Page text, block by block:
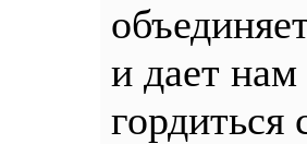
и дает
гордиться